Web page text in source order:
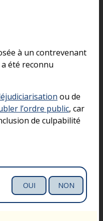
à un contrevenant
été reconnu
ou de
l’ordre public, car
de culpabilité
OUI NON